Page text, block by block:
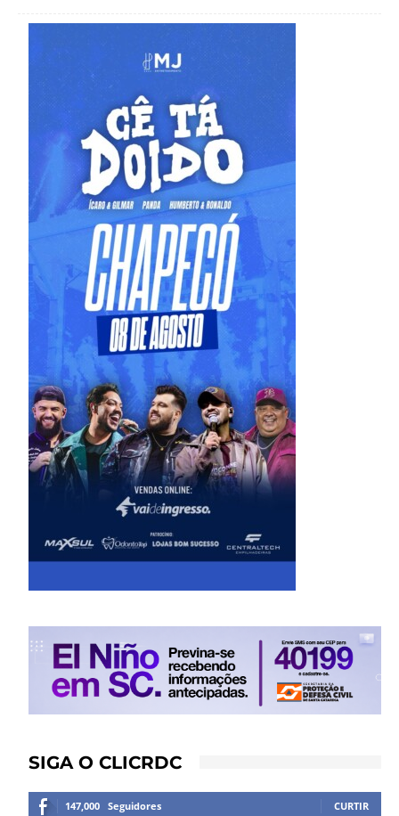
SIGA O CLICRDC
147,000 Seguidores CURTIR